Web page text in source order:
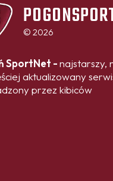
© 2026
SportNet -najstarszy,
aktualizowany
przez kibiców